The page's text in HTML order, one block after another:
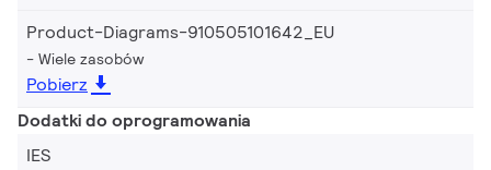
Product-Diagrams-910505101642_EU
Wiele zasobów
Pobierz
Dodatki do oprogramowania
IES